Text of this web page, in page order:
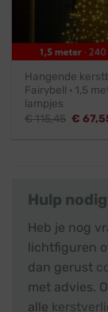
Hangende
Fairybell · 1,5
lampjes
€115,45 €
Hulp
Heb je nog
lichtfiguren
dan gerust
met advies.
alle